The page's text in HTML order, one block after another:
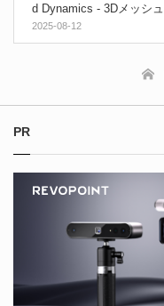
d Dynamics - 3Dメッシ
技術！SIGGRAPH 2025
2025-08-12
PR